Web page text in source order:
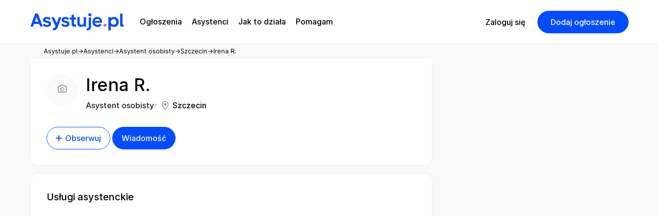
Ogłoszenia Asystenci Jak to działa Pomagam Zaloguj się Dodaj ogłoszenie
Asystuje.pl→Asystenci→Asystent osobisty→Szczecin→Irena R.
Irena R.
Asystent osobisty Szczecin
Obserwuj Wiadomość
Usługi asystenckie